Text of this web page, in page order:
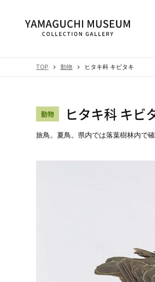
TOP 動物 ヒタキ科 キビタキ
動物 ヒタキ科 キビ
旅鳥。夏鳥。県内では落葉樹林内で確